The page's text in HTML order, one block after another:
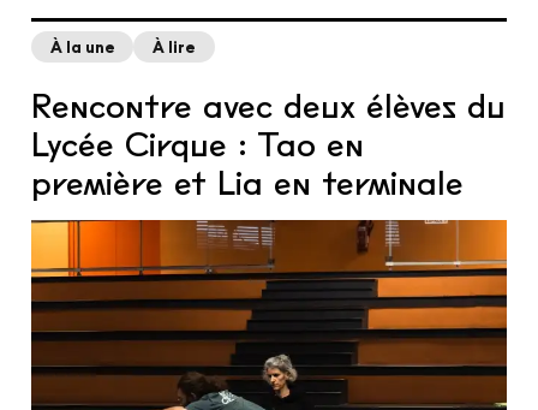
À la une À lire
Rencontre avec deux élèves du
Lycée Cirque : Tao en
première et Lia en terminale